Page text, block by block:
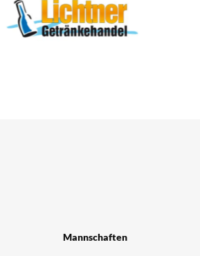
Mannschaften